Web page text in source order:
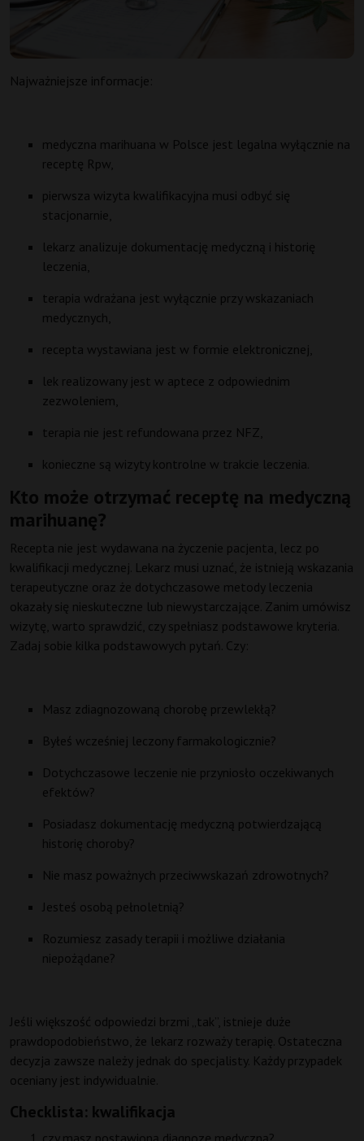
Najważniejsze informacje:
medyczna marihuana w Polsce jest legalna wyłącznie na
receptę Rpw,
pierwsza wizyta kwalifikacyjna musi odbyć się
stacjonarnie,
lekarz analizuje dokumentację medyczną i historię
leczenia,
terapia wdrażana jest wyłącznie przy wskazaniach
medycznych,
recepta wystawiana jest w formie elektronicznej,
lek realizowany jest w aptece z odpowiednim
zezwoleniem,
terapia nie jest refundowana przez NFZ,
konieczne są wizyty kontrolne w trakcie leczenia.
Kto może otrzymać receptę na medyczną
marihuanę?
Recepta nie jest wydawana na życzenie pacjenta, lecz po
kwalifikacji medycznej. Lekarz musi uznać, że istnieją wskazania
terapeutyczne oraz że dotychczasowe metody leczenia
okazały się nieskuteczne lub niewystarczające. Zanim umówisz
wizytę, warto sprawdzić, czy spełniasz podstawowe kryteria.
Zadaj sobie kilka podstawowych pytań. Czy:
Masz zdiagnozowaną chorobę przewlekłą?
Byłeś wcześniej leczony farmakologicznie?
Dotychczasowe leczenie nie przyniosło oczekiwanych
efektów?
Posiadasz dokumentację medyczną potwierdzającą
historię choroby?
Nie masz poważnych przeciwwskazań zdrowotnych?
Jesteś osobą pełnoletnią?
Rozumiesz zasady terapii i możliwe działania
niepożądane?
Jeśli większość odpowiedzi brzmi „tak”, istnieje duże
prawdopodobieństwo, że lekarz rozważy terapię. Ostateczna
decyzja zawsze należy jednak do specjalisty. Każdy przypadek
oceniany jest indywidualnie.
Checklista: kwalifikacja